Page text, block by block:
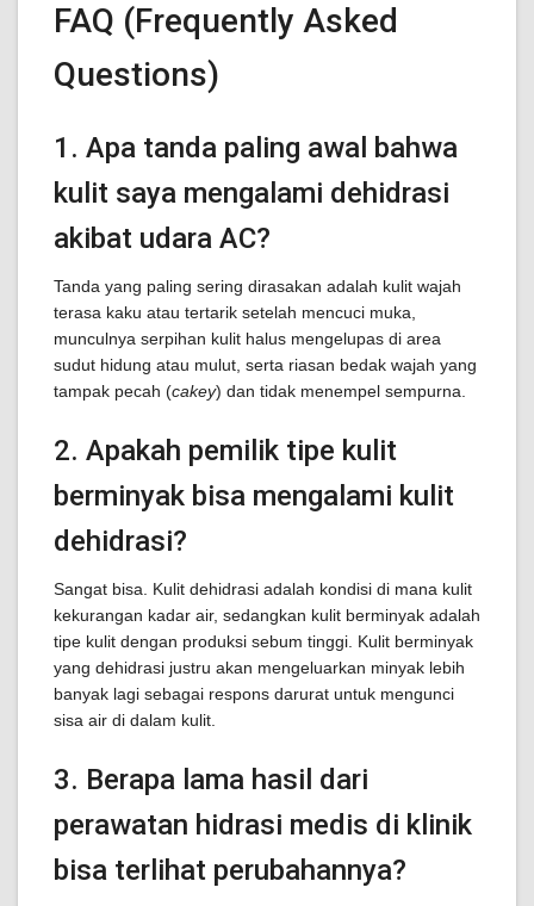
FAQ (Frequently Asked
Questions)
1. Apa tanda paling awal bahwa
kulit saya mengalami dehidrasi
akibat udara AC?
Tanda yang paling sering dirasakan adalah kulit wajah
terasa kaku atau tertarik setelah mencuci muka,
munculnya serpihan kulit halus mengelupas di area
sudut hidung atau mulut, serta riasan bedak wajah yang
tampak pecah (cakey) dan tidak menempel sempurna.
2. Apakah pemilik tipe kulit
berminyak bisa mengalami kulit
dehidrasi?
Sangat bisa. Kulit dehidrasi adalah kondisi di mana kulit
kekurangan kadar air, sedangkan kulit berminyak adalah
tipe kulit dengan produksi sebum tinggi. Kulit berminyak
yang dehidrasi justru akan mengeluarkan minyak lebih
banyak lagi sebagai respons darurat untuk mengunci
sisa air di dalam kulit.
3. Berapa lama hasil dari
perawatan hidrasi medis di klinik
bisa terlihat perubahannya?